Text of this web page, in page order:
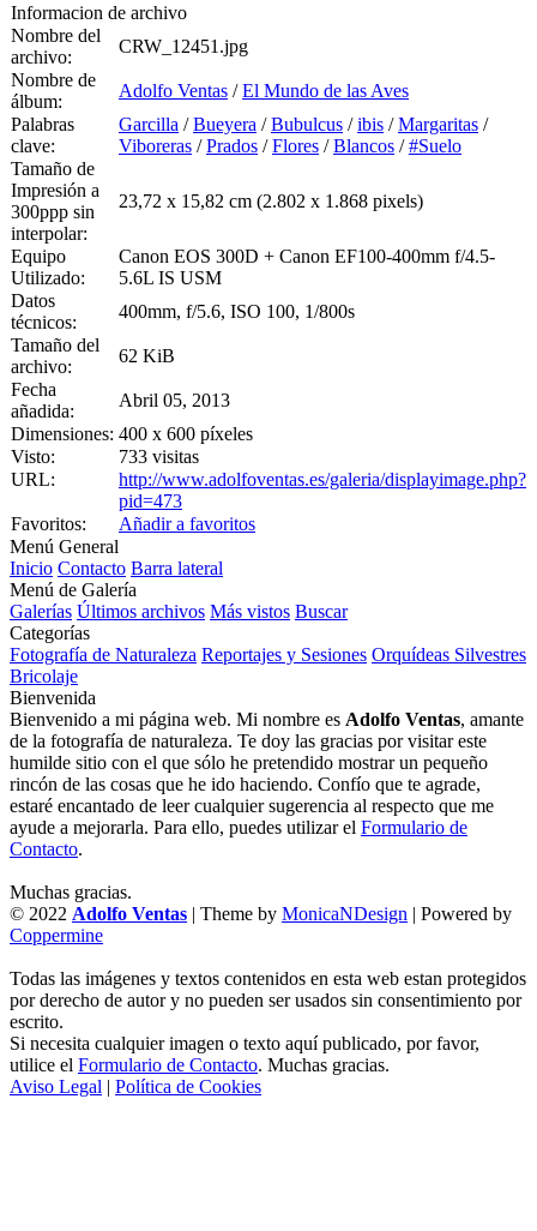
Informacion de archivo
Nombre del
archivo:
CRW_12451.jpg
Nombre de
álbum:
Adolfo Ventas /El Mundo de las Aves
Palabras
clave:
Garcilla /Bueyera /Bubulcus /ibis /Margaritas /
Viboreras /Prados /Flores /Blancos /#Suelo
Tamaño de
Impresión a
300ppp sin
interpolar:
23,72 x 15,82 cm (2.802 x 1.868 pixels)
Equipo
Utilizado:
Canon EOS 300D + Canon EF100-400mm f/4.5-
5.6L IS USM
Datos
técnicos:
400mm, f/5.6, ISO 100, 1/800s
Tamaño del
archivo:
62 KiB
Fecha
añadida:
Abril 05, 2013
Dimensiones: 400 x 600 píxeles
Visto:
733 visitas
URL:
http://www.adolfoventas.es/galeria/displayimage.php?
pid=473
Favoritos:
Añadir a favoritos
Menú General
Inicio Contacto Barra lateral
Menú de Galería
Galerías Últimos archivos Más vistos Buscar
Categorías
Fotografía de Naturaleza Reportajes y Sesiones Orquídeas Silvestres
Bricolaje
Bienvenida
Bienvenido a mi página web. Mi nombre es Adolfo Ventas, amante
de la fotografía de naturaleza. Te doy las gracias por visitar este
humilde sitio con el que sólo he pretendido mostrar un pequeño
rincón de las cosas que he ido haciendo. Confío que te agrade,
estaré encantado de leer cualquier sugerencia al respecto que me
ayude a mejorarla. Para ello, puedes utilizar el Formulario de
Contacto.
Muchas gracias.
© 2022 Adolfo Ventas | Theme by MonicaNDesign | Powered by
Coppermine
Todas las imágenes y textos contenidos en esta web estan protegidos
por derecho de autor y no pueden ser usados sin consentimiento por
escrito.
Si necesita cualquier imagen o texto aquí publicado, por favor,
utilice el Formulario de Contacto. Muchas gracias.
Aviso Legal | Política de Cookies